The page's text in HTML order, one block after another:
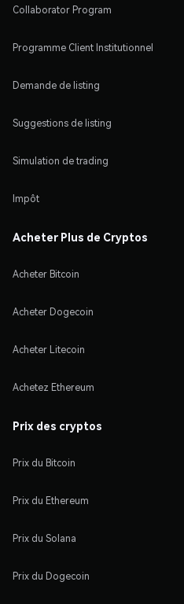
Collaborator Program
Programme Client Institutionnel
Demande de listing
Suggestions de listing
Simulation de trading
Impôt
Acheter Plus de Cryptos
Acheter Bitcoin
Acheter Dogecoin
Acheter Litecoin
Achetez Ethereum
Prix des cryptos
Prix du Bitcoin
Prix du Ethereum
Prix du Solana
Prix du Dogecoin